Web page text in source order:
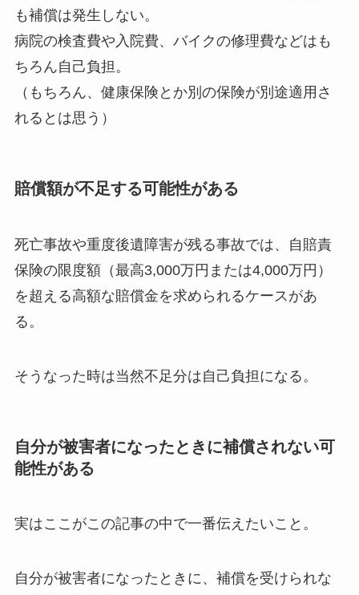
も補償は発生しない。
病院の検査費や入院費、バイクの修理費などはも
ちろん自己負担。
（もちろん、健康保険とか別の保険が別途適用さ
れるとは思う）
賠償額が不足する可能性がある
死亡事故や重度後遺障害が残る事故では、自賠責
保険の限度額（最高3,000万円または4,000万円）
を超える高額な賠償金を求められるケースがあ
る。
そうなった時は当然不足分は自己負担になる。
自分が被害者になったときに補償されない可
能性がある
実はここがこの記事の中で一番伝えたいこと。
自分が被害者になったときに、補償を受けられな